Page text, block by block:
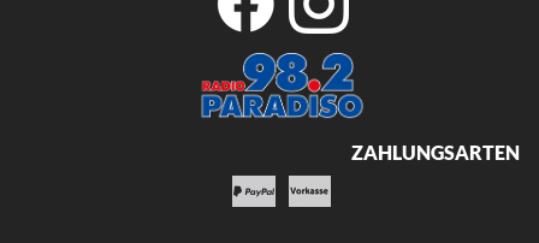
ZAHLUNGSARTEN